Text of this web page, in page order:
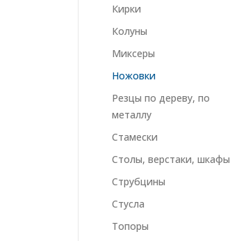
Кирки
Колуны
Миксеры
Ножовки
Резцы по дереву, по
металлу
Стамески
Столы, верстаки, шкафы
Струбцины
Стусла
Топоры